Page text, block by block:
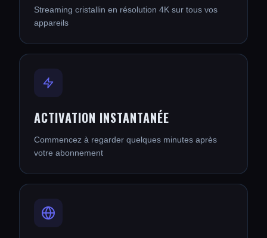
Streaming cristallin en résolution 4K sur tous vos
appareils
ACTIVATION INSTANTANÉE
Commencez à regarder quelques minutes après
votre abonnement